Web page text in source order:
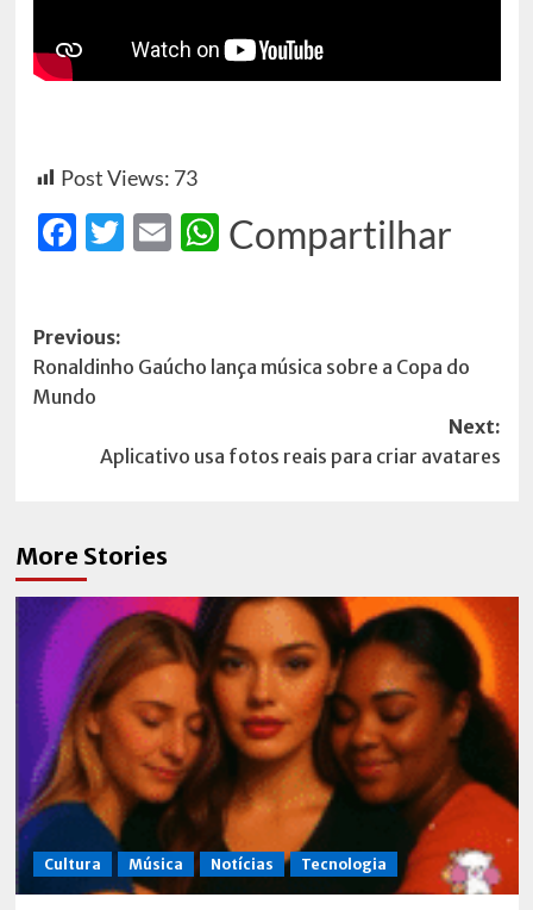
Post Views: 73
Facebook
Twitter
EmailWhatsApp
Compartilhar
Post
navigation
Previous:
Ronaldinho Gaúcho lança música sobre a Copa do
Mundo
Next:
Aplicativo usa fotos reais para criar avatares
More Stories
Cultura Música Notícias Tecnologia